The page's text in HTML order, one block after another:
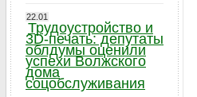
22.01
Трудоустройство и
3D-печать: депутаты
облдумы оценили
успехи Волжского
дома
соцобслуживания